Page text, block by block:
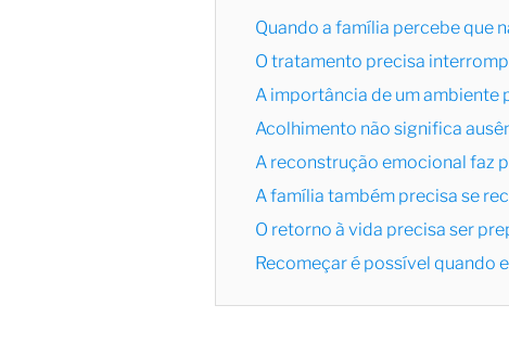
Quando a família percebe que
O tratamento precisa
A importância de um ambiente
Acolhimento não significa
A reconstrução emocional faz
A família também precisa se
O retorno à vida precisa ser
Recomeçar é possível quando